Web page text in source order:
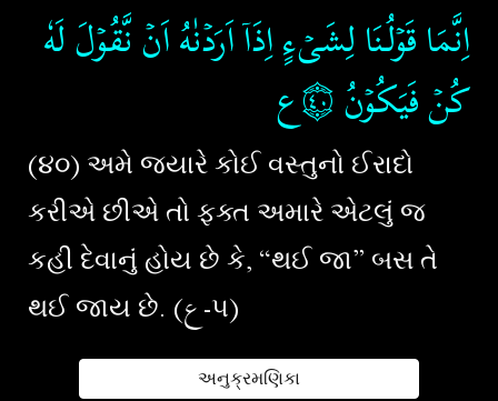
اِنَّمَا قَوۡلُـنَا لِشَىۡءٍ اِذَاۤ اَرَدۡنٰهُ اَنۡ نَّقُوۡلَ لَهٗ
كُنۡ فَيَكُوۡنُ‏۝٤٠ع
(૪૦) અમે જ્યારે કોઈ વસ્તુનો ઈરાદો
કરીએ છીએ તો ફક્ત અમારે એટલું જ
કહી દેવાનું હોય છે કે, “થઈ જા” બસ તે
થઈ જાય છે. (ع-૫)
અનુક્રમણિકા